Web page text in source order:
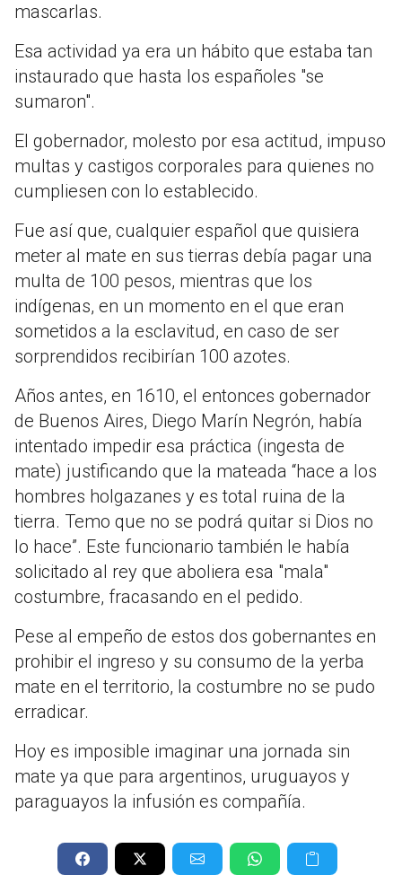
mascarlas.
Esa actividad ya era un hábito que estaba tan
instaurado que hasta los españoles "se
sumaron".
El gobernador, molesto por esa actitud, impuso
multas y castigos corporales para quienes no
cumpliesen con lo establecido.
Fue así que, cualquier español que quisiera
meter al mate en sus tierras debía pagar una
multa de 100 pesos, mientras que los
indígenas, en un momento en el que eran
sometidos a la esclavitud, en caso de ser
sorprendidos recibirían 100 azotes.
Años antes, en 1610, el entonces gobernador
de Buenos Aires, Diego Marín Negrón, había
intentado impedir esa práctica (ingesta de
mate) justificando que la mateada “hace a los
hombres holgazanes y es total ruina de la
tierra. Temo que no se podrá quitar si Dios no
lo hace”. Este funcionario también le había
solicitado al rey que aboliera esa "mala"
costumbre, fracasando en el pedido.
Pese al empeño de estos dos gobernantes en
prohibir el ingreso y su consumo de la yerba
mate en el territorio, la costumbre no se pudo
erradicar.
Hoy es imposible imaginar una jornada sin
mate ya que para argentinos, uruguayos y
paraguayos la infusión es compañía.